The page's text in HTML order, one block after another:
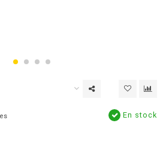
En stock